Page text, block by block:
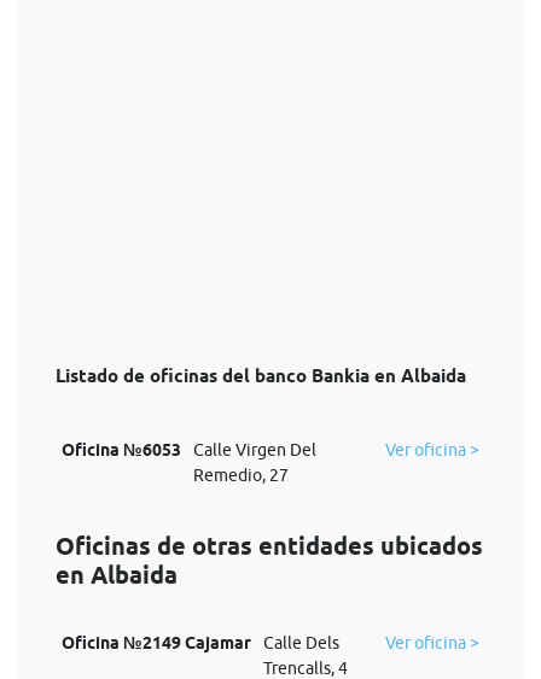
Listado de oficinas del banco Bankia en Albaida
Oficina №6053
Calle Virgen Del
Remedio, 27
Ver oficina >
Oficinas de otras entidades ubicados
en Albaida
Oficina №2149 Cajamar
Calle Dels
Trencalls, 4
Ver oficina >